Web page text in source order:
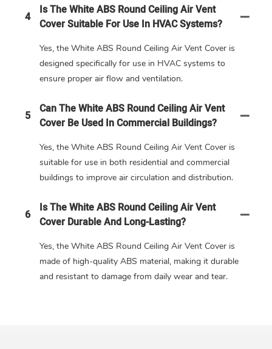
4
Is The White ABS Round Ceiling Air Vent
Cover Suitable For Use In HVAC Systems?
Yes, the White ABS Round Ceiling Air Vent Cover is
designed specifically for use in HVAC systems to
ensure proper air flow and ventilation.
5
Can The White ABS Round Ceiling Air Vent
Cover Be Used In Commercial Buildings?
Yes, the White ABS Round Ceiling Air Vent Cover is
suitable for use in both residential and commercial
buildings to improve air circulation and distribution.
6
Is The White ABS Round Ceiling Air Vent
Cover Durable And Long-Lasting?
Yes, the White ABS Round Ceiling Air Vent Cover is
made of high-quality ABS material, making it durable
and resistant to damage from daily wear and tear.